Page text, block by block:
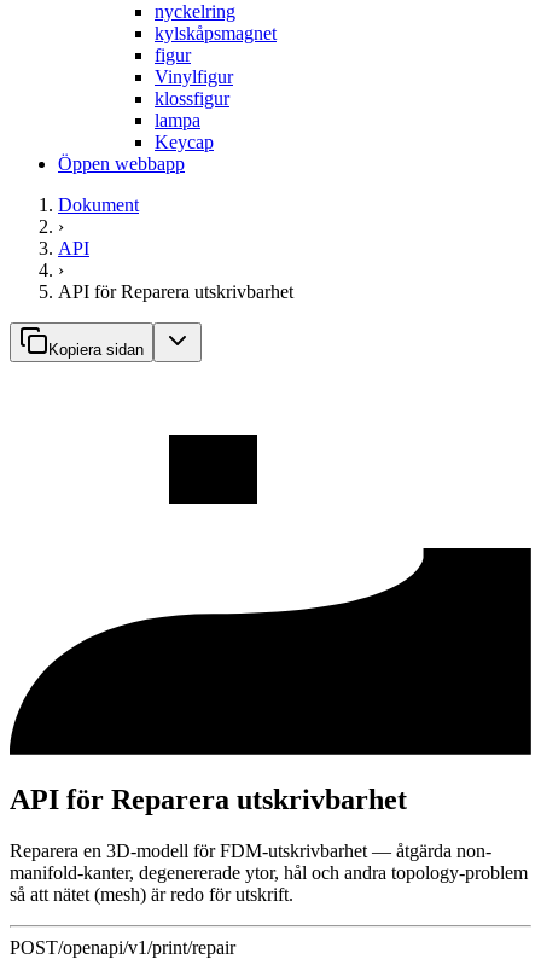
nyckelring
kylskåpsmagnet
figur
Vinylfigur
klossfigur
lampa
Keycap
Öppen webbapp
Dokument
›
API
›
API för Reparera utskrivbarhet
Kopiera sidan
API för Reparera utskrivbarhet
Reparera en 3D-modell för FDM-utskrivbarhet — åtgärda non-
manifold-kanter, degenererade ytor, hål och andra topology-problem
så att nätet (mesh) är redo för utskrift.
POST/openapi/v1/print/repair